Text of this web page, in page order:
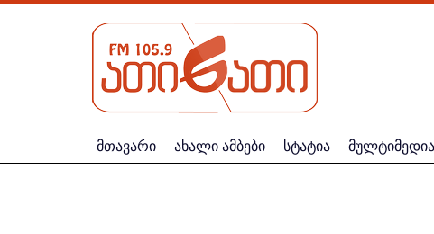
მთავარი ახალი ამბები სტატია მულტიმედია